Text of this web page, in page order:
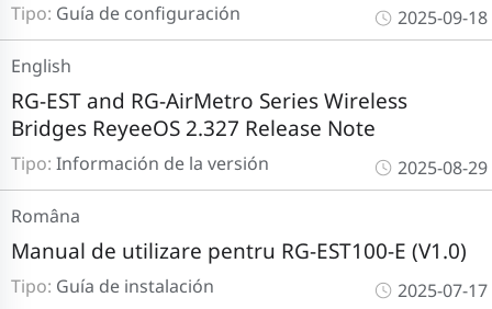
Tipo: Guía de configuración 2025-09-18
Tipo: Información de la versión
RG-EST and RG-AirMetro Series Wireless
Bridges ReyeeOS 2.327 Release Note
English
2025-08-29
Tipo: Guía de instalación
Manual de utilizare pentru RG-EST100-E (V1.0)
Româna
2025-07-17